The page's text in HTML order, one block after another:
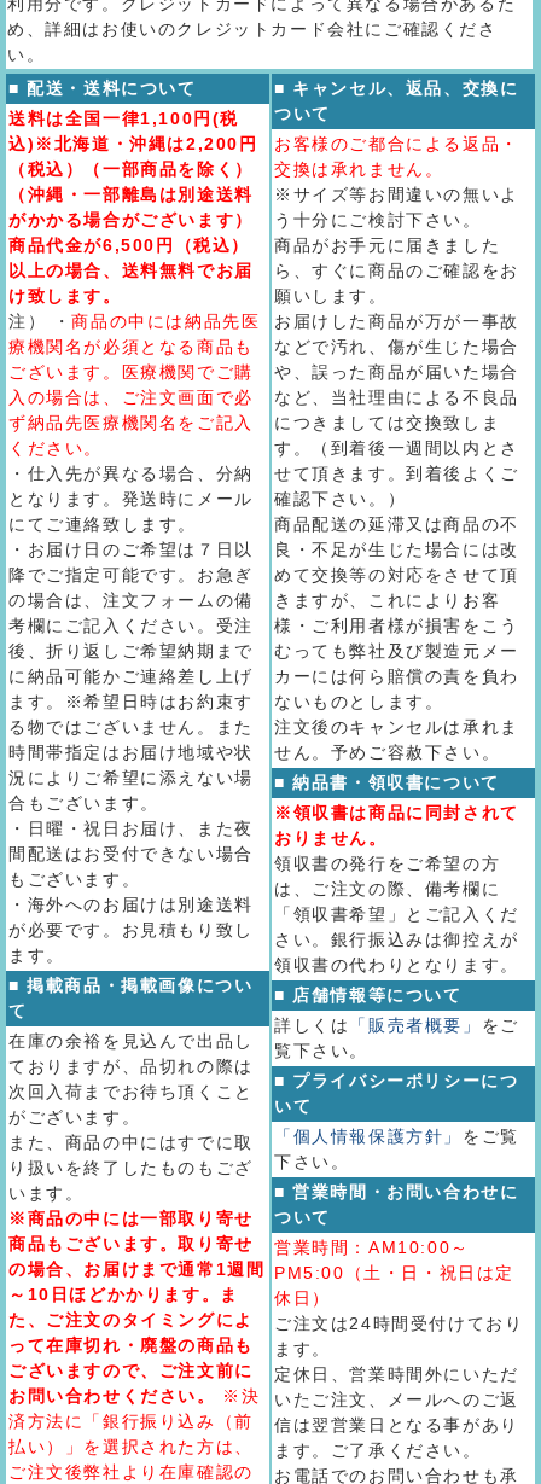
め、詳細はお使いのクレジットカード会社にご確認くださ
い。
■ 配送・送料について
送料は全国一律1,100円(税
込)※北海道・沖縄は2,200円
（税込）（一部商品を除く）
（沖縄・一部離島は別途送料
がかかる場合がございます）
商品代金が6,500円（税込）
以上の場合、送料無料でお届
け致します。
注） ・商品の中には納品先医
療機関名が必須となる商品も
ございます。医療機関でご購
入の場合は、ご注文画面で必
ず納品先医療機関名をご記入
ください。
・仕入先が異なる場合、分納
となります。発送時にメール
にてご連絡致します。
・お届け日のご希望は７日以
降でご指定可能です。お急ぎ
の場合は、注文フォームの備
考欄にご記入ください。受注
後、折り返しご希望納期まで
に納品可能かご連絡差し上げ
ます。※希望日時はお約束す
る物ではございません。また
時間帯指定はお届け地域や状
況によりご希望に添えない場
合もございます。
・日曜・祝日お届け、また夜
間配送はお受付できない場合
もございます。
・海外へのお届けは別途送料
が必要です。お見積もり致し
ます。
■ 掲載商品・掲載画像につい
て
在庫の余裕を見込んで出品し
ておりますが、品切れの際は
次回入荷までお待ち頂くこと
がございます。
また、商品の中にはすでに取
り扱いを終了したものもござ
います。
※商品の中には一部取り寄せ
商品もございます。取り寄せ
の場合、お届けまで通常1週間
～10日ほどかかります。ま
た、ご注文のタイミングによ
って在庫切れ・廃盤の商品も
ございますので、ご注文前に
お問い合わせください。
※決
済方法に「銀行振り込み（前
払い）」を選択された方は、
ご注文後弊社より在庫確認の
■ キャンセル、返品、交換に
ついて
お客様のご都合による返品・
交換は承れません。
※サイズ等お間違いの無いよ
う十分にご検討下さい。
商品がお手元に届きました
ら、すぐに商品のご確認をお
願いします。
お届けした商品が万が一事故
などで汚れ、傷が生じた場合
や、誤った商品が届いた場合
など、当社理由による不良品
につきましては交換致しま
す。（到着後一週間以内とさ
せて頂きます。到着後よくご
確認下さい。）
商品配送の延滞又は商品の不
良・不足が生じた場合には改
めて交換等の対応をさせて頂
きますが、これによりお客
様・ご利用者様が損害をこう
むっても弊社及び製造元メー
カーには何ら賠償の責を負わ
ないものとします。
注文後のキャンセルは承れま
せん。予めご容赦下さい。
■ 納品書・領収書について
※領収書は商品に同封されて
おりません。
領収書の発行をご希望の方
は、ご注文の際、備考欄に
「領収書希望」とご記入くだ
さい。銀行振込みは御控えが
領収書の代わりとなります。
■ 店舗情報等について
詳しくは
「販売者概要」 をご
覧下さい。
■ プライバシーポリシーにつ
いて
「個人情報保護方針」 をご覧
下さい。
■ 営業時間・お問い合わせに
ついて
営業時間：AM10:00～
PM5:00（土・日・祝日は定
休日）
ご注文は24時間受付けており
ます。
定休日、営業時間外にいただ
いたご注文、メールへのご返
信は翌営業日となる事があり
ます。ご了承ください。
お電話でのお問い合わせも承